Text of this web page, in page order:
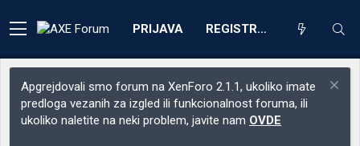
PRIJAVA REGISTRACIJA
Apgrejdovali smo forum na XenForo 2.1.1, ukoliko imate
predloga vezanih za izgled ili funkcionalnost foruma, ili
ukoliko naletite na neki problem, javite nam OVDE